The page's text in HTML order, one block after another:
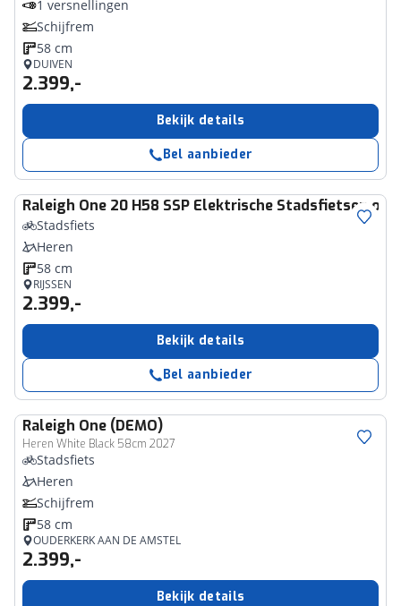
1 versnellingen
Schijfrem
58 cm
DUIVEN
2.399,-
Bekijk details
Bel aanbieder
Raleigh One 20 H58 SSP Elektrische Stadsfietsen off
Stadsfiets
Heren
58 cm
RIJSSEN
2.399,-
Bekijk details
Bel aanbieder
Raleigh One (DEMO)
Heren White Black 58cm 2027
Stadsfiets
Heren
Schijfrem
58 cm
OUDERKERK AAN DE AMSTEL
2.399,-
Bekijk details